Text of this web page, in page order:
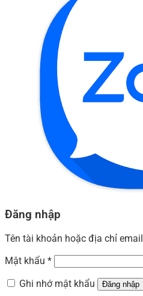
Đăng nhập
Tên tài khoản hoặc địa chỉ email
Mật khẩu *
Ghi nhớ mật khẩu
Đăng nhập